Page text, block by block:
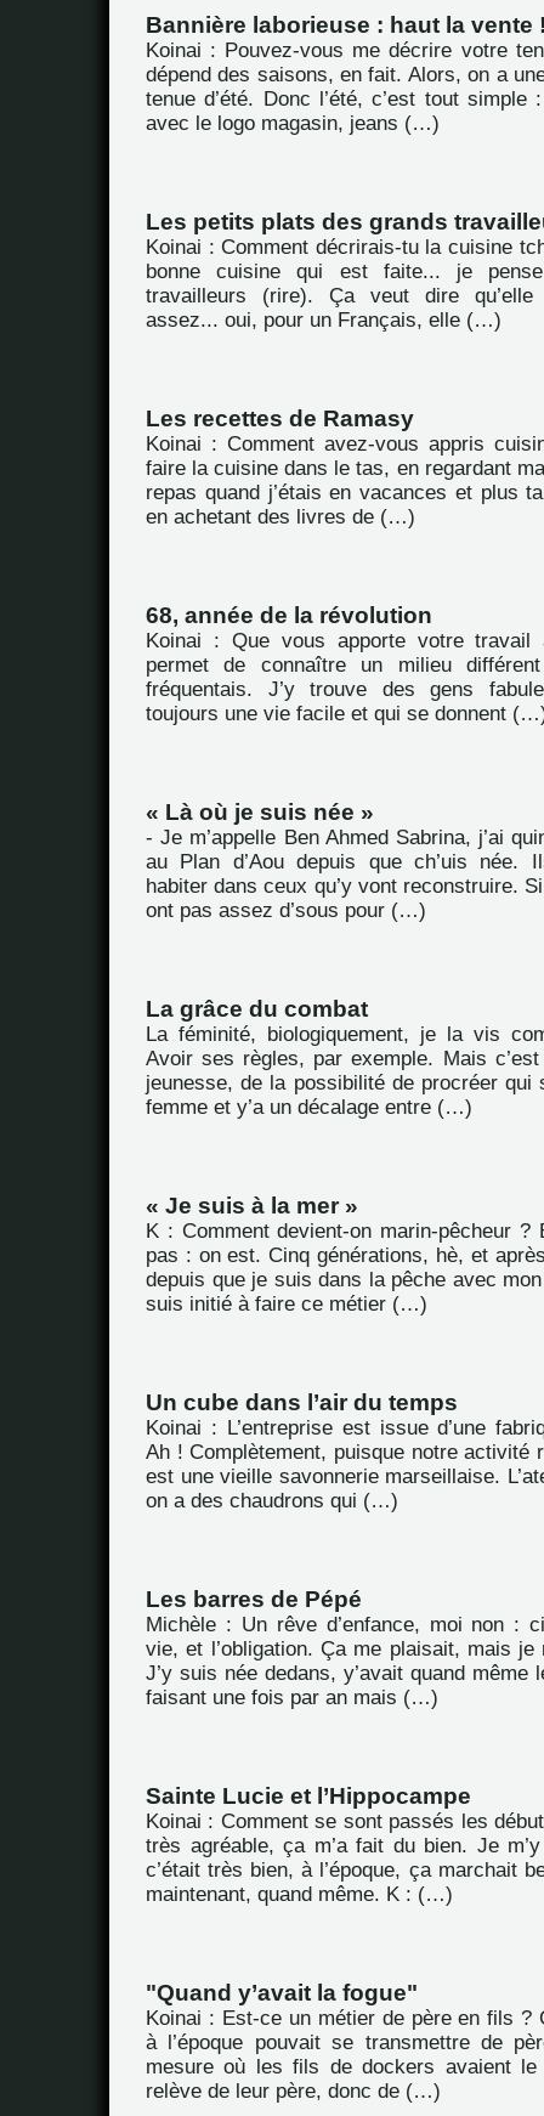
Bannière laborieuse : haut la vente
Koinai : Pouvez-vous me décrire votre
dépend des saisons, en fait. Alors, on a
tenue d’été. Donc l’été, c’est tout simple
avec le logo magasin, jeans (…)
Les petits plats des grands
Koinai : Comment décrirais-tu la cuisine
bonne cuisine qui est faite... je
travailleurs (rire). Ça veut dire
assez... oui, pour un Français, elle (…)
Les recettes de Ramasy
Koinai : Comment avez-vous appris
faire la cuisine dans le tas, en regardant
repas quand j’étais en vacances et plus
en achetant des livres de (…)
68, année de la révolution
Koinai : Que vous apporte votre travail
permet de connaître un milieu
fréquentais. J’y trouve des gens
toujours une vie facile et qui se donnent
« Là où je suis née »
- Je m’appelle Ben Ahmed Sabrina, j’ai
au Plan d’Aou depuis que ch’uis née.
habiter dans ceux qu’y vont reconstruire.
ont pas assez d’sous pour (…)
La grâce du combat
La féminité, biologiquement, je la vis
Avoir ses règles, par exemple. Mais
jeunesse, de la possibilité de procréer qui
femme et y’a un décalage entre (…)
« Je suis à la mer »
K : Comment devient-on marin-pêcheur ?
pas : on est. Cinq générations, hè, et
depuis que je suis dans la pêche avec
suis initié à faire ce métier (…)
Un cube dans l’air du temps
Koinai : L’entreprise est issue d’une
Ah ! Complètement, puisque notre activité
est une vieille savonnerie marseillaise.
on a des chaudrons qui (…)
Les barres de Pépé
Michèle : Un rêve d’enfance, moi non :
vie, et l’obligation. Ça me plaisait, mais je
J’y suis née dedans, y’avait quand même
faisant une fois par an mais (…)
Sainte Lucie et l’Hippocampe
Koinai : Comment se sont passés les
très agréable, ça m’a fait du bien. Je
c’était très bien, à l’époque, ça marchait
maintenant, quand même. K : (…)
"Quand y’avait la fogue"
Koinai : Est-ce un métier de père en fils ?
à l’époque pouvait se transmettre de
mesure où les fils de dockers avaient
relève de leur père, donc de (…)